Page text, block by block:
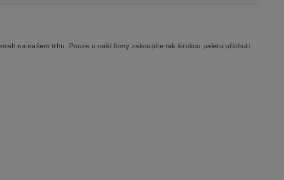
na našem trhu. Pouze u naší firmy zakoupíte tak širokou paletu příchutí.